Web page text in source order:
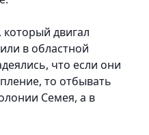
двигал
в областной
что если они
то отбывать
Семея, а в